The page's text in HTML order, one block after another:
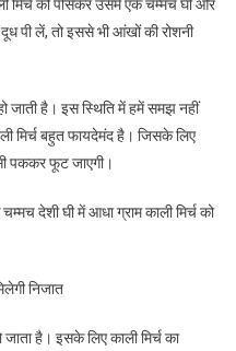
मिर्च को पीसकर उसमें एक चम्मच घी और
पी लें, तो इससे भी आंखों की रोशनी
जाती है। इस स्थिति में हमें समझ नहीं
मिर्च बहुत फायदेमंद है। जिसके लिए
पककर फूट जाएगी।
देशी घी में आधा ग्राम काली मिर्च को
निजात
जाता है। इसके लिए काली मिर्च का